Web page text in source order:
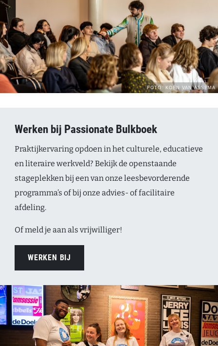
Werken bij Passionate Bulkboek
Praktijkervaring opdoen in het culturele, educatieve
en literaire werkveld? Bekijk de openstaande
stageplekken bij een van onze leesbevorderende
programma’s of bij onze advies- of facilitaire
afdeling.
Of meld je aan als vrijwilliger!
WERKEN BIJ